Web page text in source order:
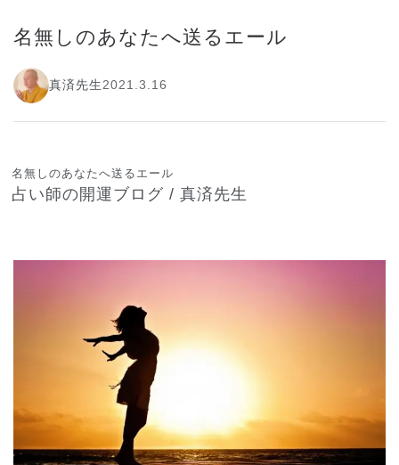
名無しのあなたへ送るエール
占い師の開運ブログ / 真済先生
名無しのあなたへ送るエール
真済先生2021.3.16